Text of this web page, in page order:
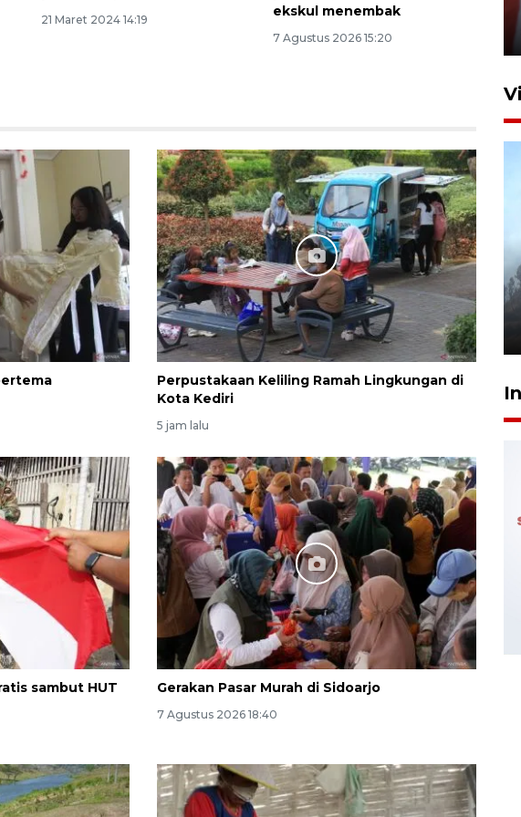
21 Maret 2024 14:19
ekskul menembak
7 Agustus 2026 15:20
Perpustakaan Keliling Ramah Lingkungan di
Kota Kediri
5 jam lalu
sambut HUT
Gerakan Pasar Murah di Sidoarjo
7 Agustus 2026 18:40
Niyama Tulungagung
7 Agustus 2026 14:36
BPBD Jatim kerahkan "Drone
Water Spray" bantu padamkan
kebakaran Bromo
6 Agustus 2026 18:23